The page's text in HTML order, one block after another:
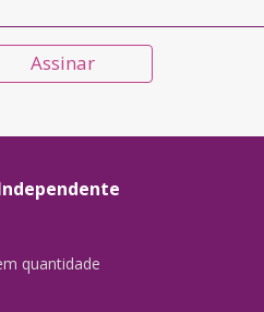
Assinar
quantidade